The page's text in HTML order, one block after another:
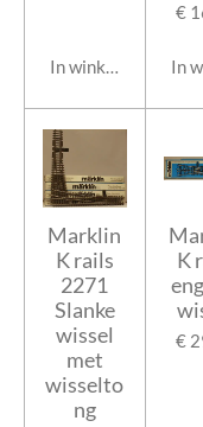
In winkelwagen
€
In
Marklin
K rails
2271
Slanke
wissel
met
wisselto
ng
K
€